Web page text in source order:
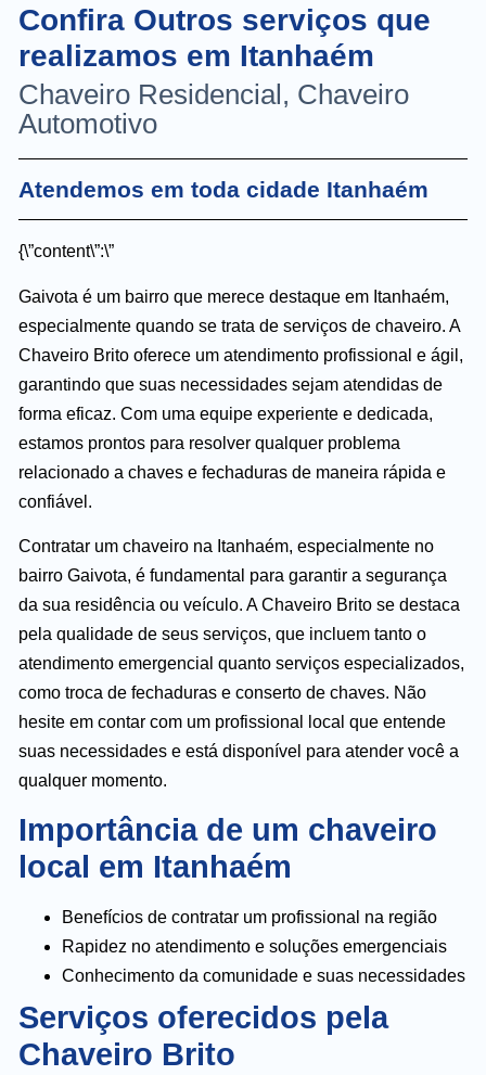
Confira Outros serviços que
realizamos em Itanhaém
Chaveiro Residencial, Chaveiro
Automotivo
Atendemos em toda cidade Itanhaém
{\”content\”:\”
Gaivota é um bairro que merece destaque em Itanhaém,
especialmente quando se trata de serviços de chaveiro. A
Chaveiro Brito oferece um atendimento profissional e ágil,
garantindo que suas necessidades sejam atendidas de
forma eficaz. Com uma equipe experiente e dedicada,
estamos prontos para resolver qualquer problema
relacionado a chaves e fechaduras de maneira rápida e
confiável.
Contratar um chaveiro na Itanhaém, especialmente no
bairro Gaivota, é fundamental para garantir a segurança
da sua residência ou veículo. A Chaveiro Brito se destaca
pela qualidade de seus serviços, que incluem tanto o
atendimento emergencial quanto serviços especializados,
como troca de fechaduras e conserto de chaves. Não
hesite em contar com um profissional local que entende
suas necessidades e está disponível para atender você a
qualquer momento.
Importância de um chaveiro
local em Itanhaém
Benefícios de contratar um profissional na região
Rapidez no atendimento e soluções emergenciais
Conhecimento da comunidade e suas necessidades
Serviços oferecidos pela
Chaveiro Brito